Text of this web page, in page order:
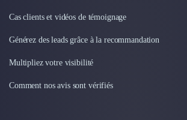
Cas clients et vidéos de témoignage
Générez des leads grâce à la recommandation
Multipliez votre visibilité
Comment nos avis sont vérifiés